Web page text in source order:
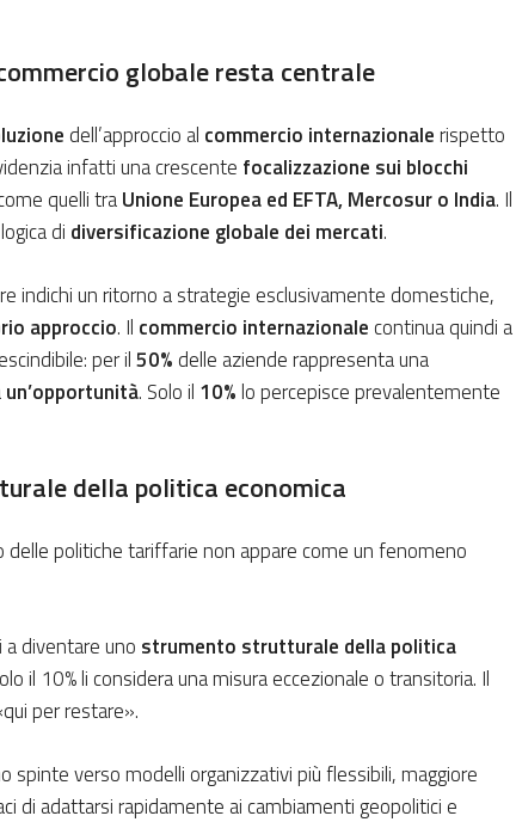
globale resta centrale
dell’approccio al commercio internazionalerispetto
infatti una crescente focalizzazione sui blocchi
quelli traUnione Europea ed EFTA, Mercosur o India. Il
di diversificazione globale dei mercati.
indichi un ritorno a strategie esclusivamente domestiche,
approccio. Il commercio internazionale continua quindi a
per il50% delle aziende rappresenta una
un’opportunità. Solo il 10%lo percepisce prevalentemente
della politica economica
politiche tariffarie non appare come un fenomeno
diventare uno strumento strutturale della politica
il 10% li considera una misura eccezionale o transitoria. Il
per restare».
spinte verso modelli organizzativi più flessibili, maggiore
di adattarsi rapidamente ai cambiamenti geopolitici e